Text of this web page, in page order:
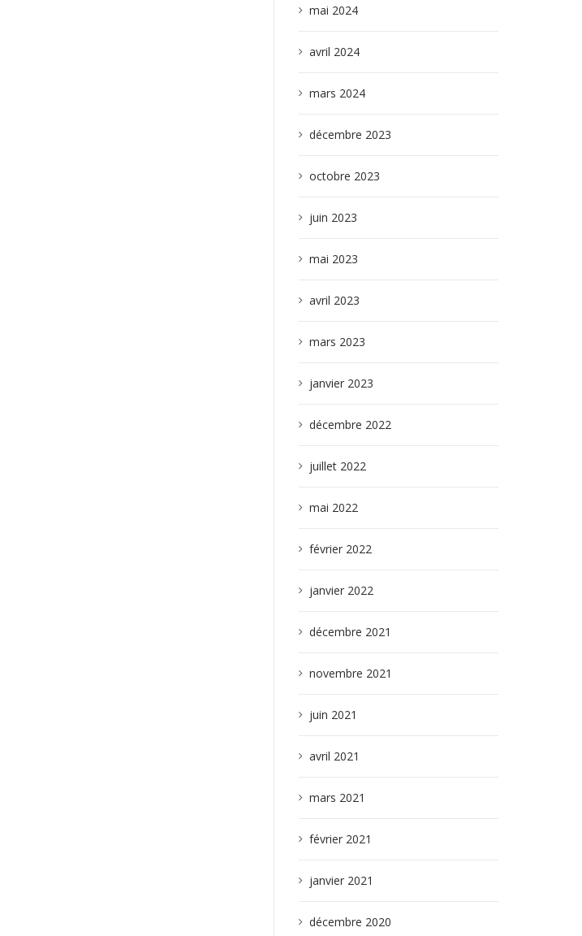
mai 2024
avril 2024
mars 2024
décembre 2023
octobre 2023
juin 2023
mai 2023
avril 2023
mars 2023
janvier 2023
décembre 2022
juillet 2022
mai 2022
février 2022
janvier 2022
décembre 2021
novembre 2021
juin 2021
avril 2021
mars 2021
février 2021
janvier 2021
décembre 2020